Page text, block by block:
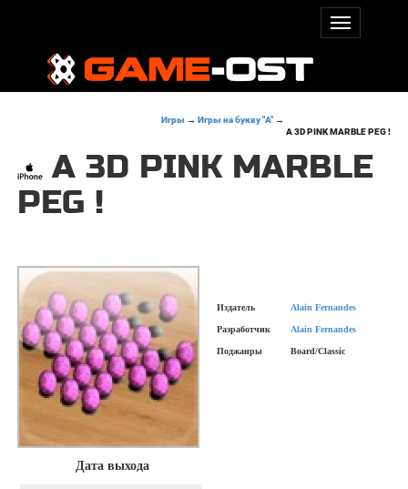
Игры → Игры на букву "A"→
A 3D PINK MARBLE PEG !
A 3D PINK MARBLE
PEG !
Дата выхода
Издатель Alain Fernandes
Разработчик Alain Fernandes
Поджанры Board/Classic